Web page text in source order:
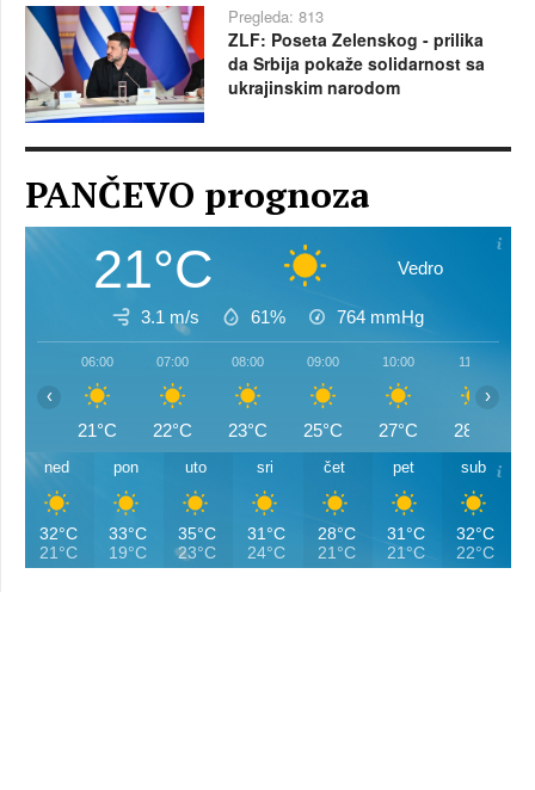
Pregleda: 813
ZLF: Poseta Zelenskog - prilika
da Srbija pokaže solidarnost sa
ukrajinskim narodom
PANČEVO prognoza
21°C Vedro
3.1 m/s 61% 764 mmHg
06:00
21°C
07:00
22°C
08:00
23°C
09:00
25°C
10:00
27°C
11:00
28°C
‹ ›
ned
32°C
21°C
pon
33°C
19°C
uto
35°C
23°C
sri
31°C
24°C
čet
28°C
21°C
pet
31°C
21°C
sub
32°C
22°C